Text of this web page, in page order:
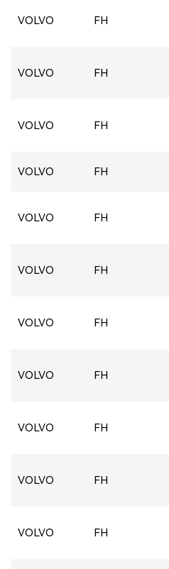
VOLVO FH
VOLVO FH
VOLVO FH
VOLVO FH
VOLVO FH
VOLVO FH
VOLVO FH
VOLVO FH
VOLVO FH
VOLVO FH
VOLVO FH